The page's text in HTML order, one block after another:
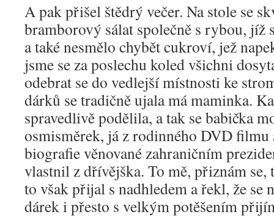
A pak přišel štědrý večer. Na stole se
bramborový sálat společně s rybou, jíž
a také nesmělo chybět cukroví, jež
jsme se za poslechu koled všichni
odebrat se do vedlejší místnosti ke
dárků se tradičně ujala má maminka.
spravedlivě podělila, a tak se babička
osmisměrek, já z rodinného DVD
biografie věnované zahraničním
vlastnil z dřívějška. To mě, přiznám
to však přijal s nadhledem a řekl, že se
dárek i přesto s velkým potěšením